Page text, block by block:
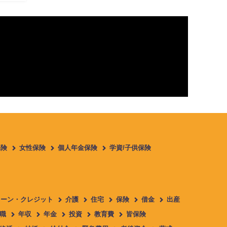
女性保険 個人年金保険 学資/子供保険
ン・クレジット 介護 住宅 保険 借金 出産
年収 年金 投資 教育費 皆保険